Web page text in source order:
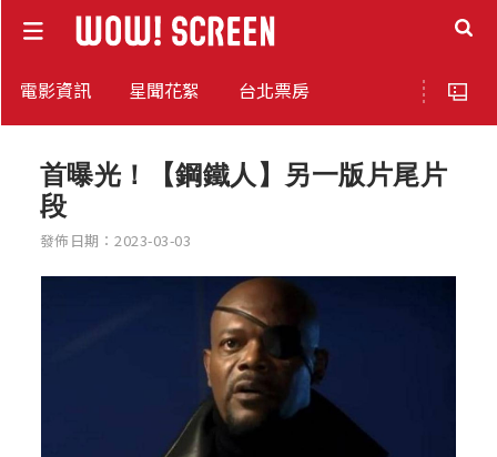
電影資訊 星聞花絮 台北票房
首曝光！【鋼鐵人】另一版片尾片
段
發佈日期：2023-03-03